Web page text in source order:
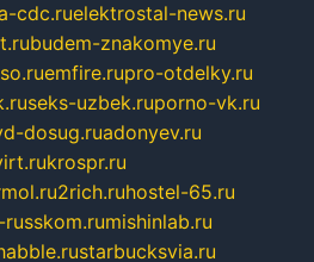
cdc.ruelektrostal-news.ru
budem-znakomye.ru
emfire.rupro-otdelky.ru
seks-uzbek.ruporno-vk.ru
dosug.ruadonyev.ru
krospr.ru
2rich.ruhostel-65.ru
mishinlab.ru
starbucksvia.ru